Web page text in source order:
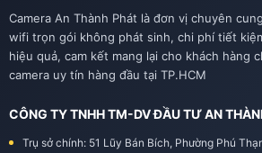
Camera An Thành Phát là đơn vị chuyên
wifi trọn gói không phát sinh, chi phí tiết
hiệu quả, cam kết mang lại cho khách hàng
camera uy tín hàng đầu tại TP.HCM
CÔNG TY TNHH TM-DV ĐẦU TƯ AN
Trụ sở chính: 51 Lũy Bán Bích, Phường Phú